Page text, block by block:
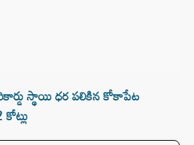
స్థాయి ధర పలికిన కోకాపేట